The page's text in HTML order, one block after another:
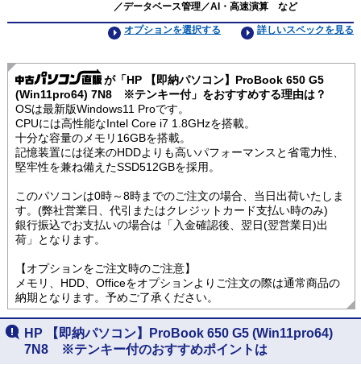
／データベース管理／AI・高速演算 など
詳しいスペックを見る
オプションを選択する
が「HP 【即納パソコン】ProBook 650 G5
(Win11pro64) 7N8 ※テンキー付」をおすすめする理由は？
OSは最新版Windows11 Proです。
CPUには高性能なIntel Core i7 1.8GHzを搭載。
十分な容量のメモリ16GBを搭載。
記憶装置には従来のHDDよりも高いパフォーマンスと省電力性、
堅牢性を兼ね備えたSSD512GBを採用。
このパソコンは0時～8時までのご注文の場合、当日出荷いたしま
す。(弊社営業日、代引またはクレジットカード支払い時のみ)
銀行振込でお支払いの場合は「入金確認後、翌日(翌営業日)出
荷」となります。
【オプションをご注文時のご注意】
メモリ、HDD、Officeをオプションよりご注文の際は通常商品の
納期となります。予めご了承ください。
HP 【即納パソコン】ProBook 650 G5 (Win11pro64)
7N8 ※テンキー付のおすすめポイントは